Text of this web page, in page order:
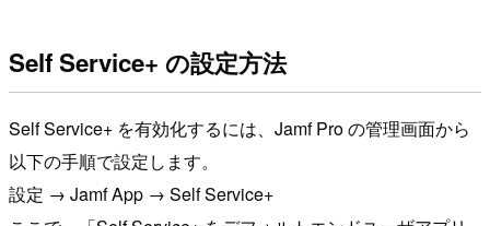
Self Service+ の設定方法
Self Service+ を有効化するには、Jamf Pro の管理画面から
以下の手順で設定します。
設定 → Jamf App → Self Service+